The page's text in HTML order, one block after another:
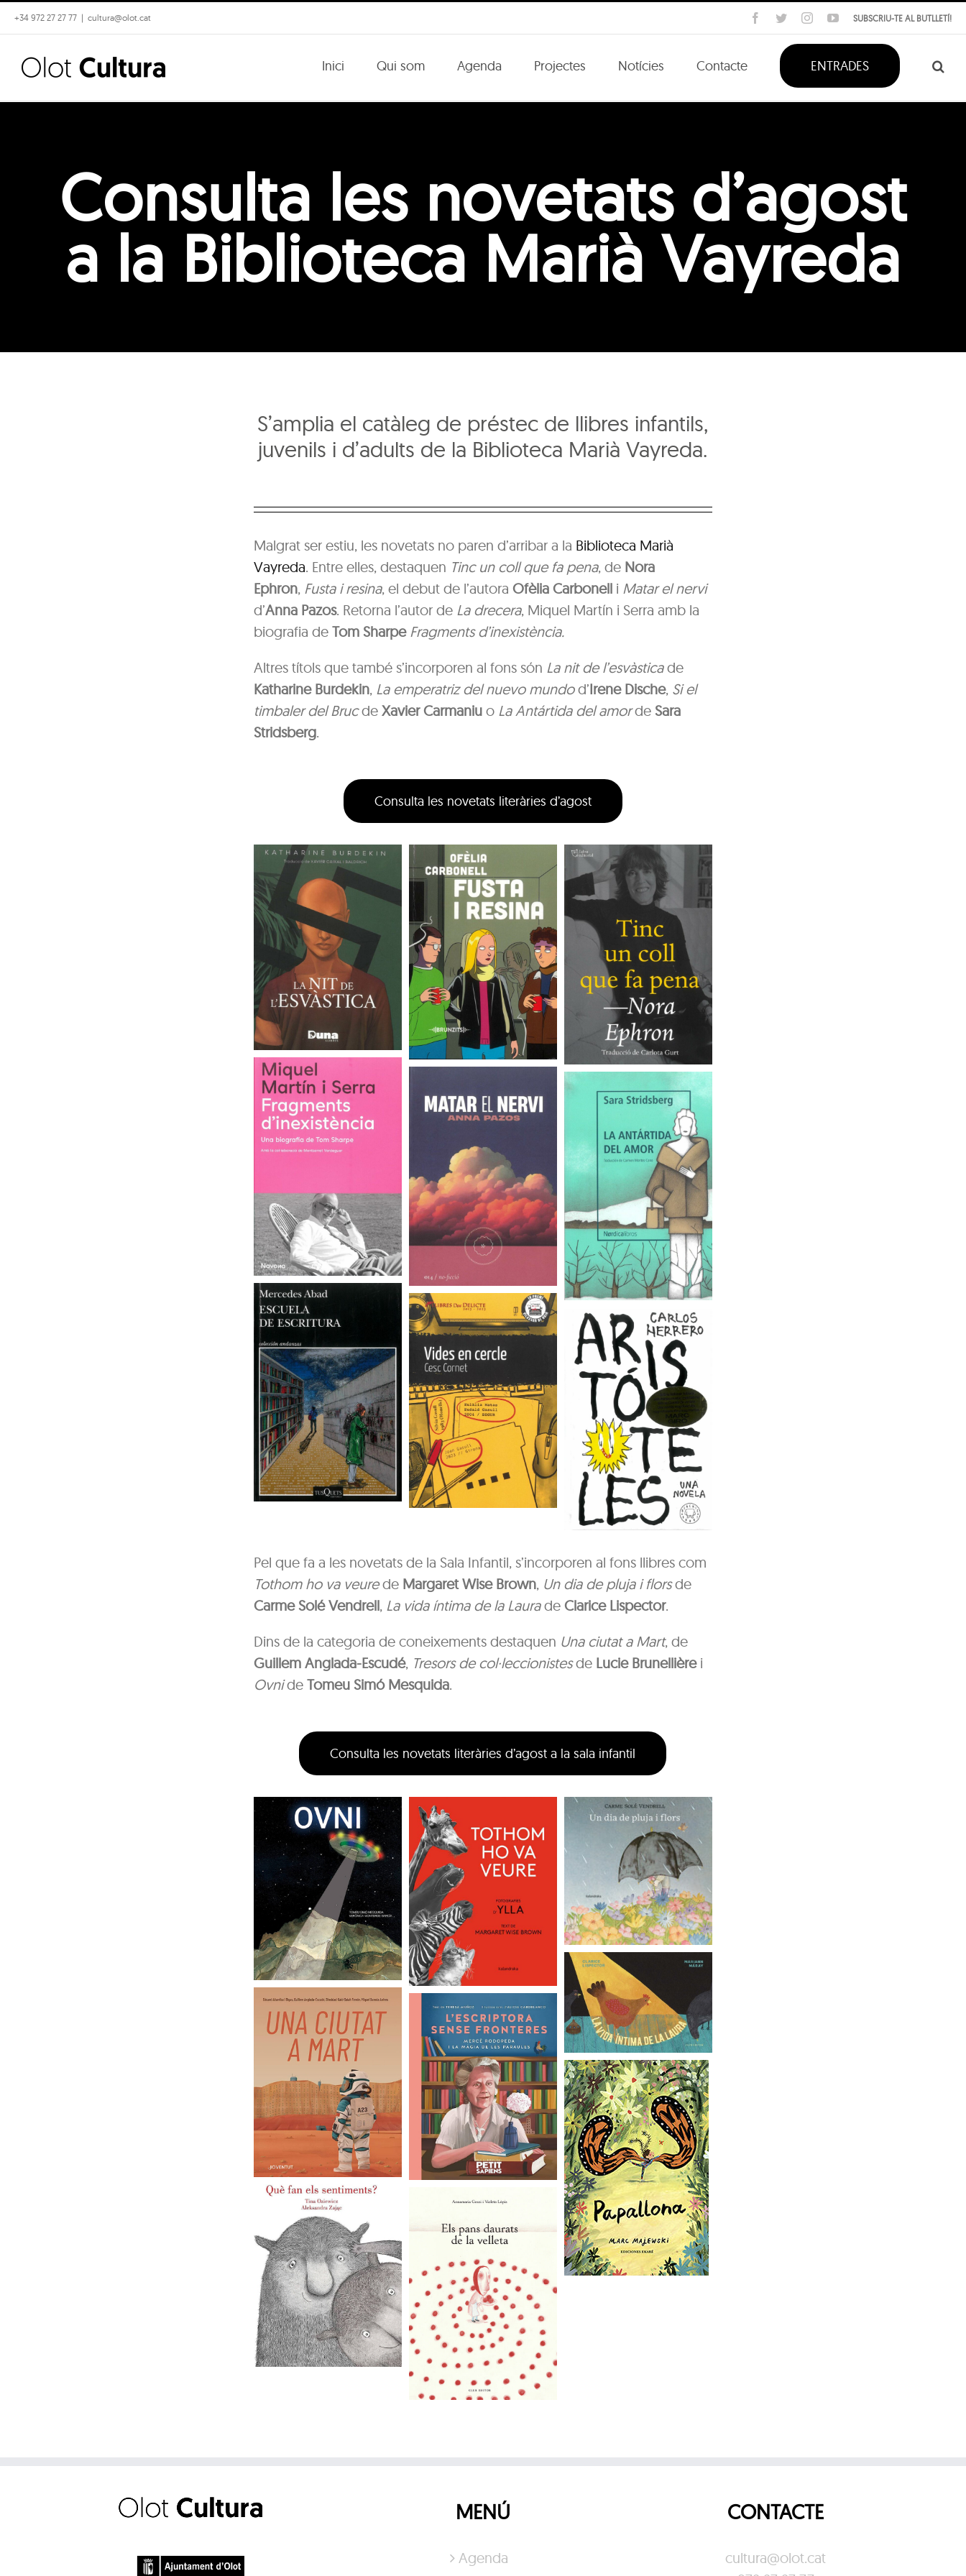
Skip
to
content
+34 972 27 27 77 | cultura@olot.cat SUBSCRIU-TE AL BUTLLETÍ!
Facebook
TwitterInstagramYouTube
Inici Qui som Agenda Projectes Notícies Contacte ENTRADES
Consulta les novetats d’agost
a la Biblioteca Marià Vayreda
S’amplia el catàleg de préstec de llibres infantils,
juvenils i d’adults de la Biblioteca Marià Vayreda.
Malgrat ser estiu, les novetats no paren d’arribar a la Biblioteca Marià
Vayreda. Entre elles, destaquen Tinc un coll que fa pena, de Nora
Ephron, Fusta i resina, el debut de l’autoraOfèlia Carbonell i Matar el nervi
d’Anna Pazos. Retorna l’autor de La drecera, Miquel Martín i Serra amb la
biografia deTom Sharpe Fragments d’inexistència.
Altres títols que també s’incorporen al fons són La nit de l’esvàsticade
Katharine Burdekin, La emperatriz del nuevo mundod’Irene Dische, Si el
timbaler del BrucdeXavier Carmaniu o La Antártida del amorde Sara
Stridsberg.
Consulta les novetats literàries d’agost
Pel que fa a les novetats de la Sala Infantil, s’incorporen al fons llibres com
Tothom ho va veurede Margaret Wise Brown, Un dia de pluja i florsde
Carme Solé Vendrell, La vida íntima de la LauradeClarice Lispector.
Dins de la categoria de coneixements destaquen Una ciutat a Mart, de
Guillem Anglada-Escudé, Tresors de col·leccionistesde Lucie Brunellièrei
OvnideTomeu Simó Mesquida.
Consulta les novetats literàries d’agost a la sala infantil
MENÚ
Agenda
CONTACTE
cultura@olot.cat